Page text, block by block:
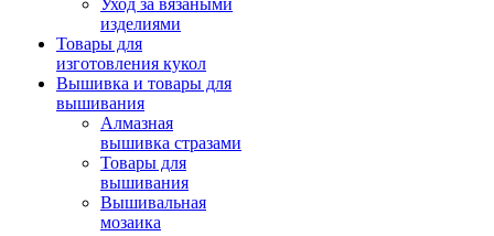
Уход за вязаными
изделиями
Товары для
изготовления кукол
Вышивка и товары для
вышивания
Алмазная
вышивка стразами
Товары для
вышивания
Вышивальная
мозаика